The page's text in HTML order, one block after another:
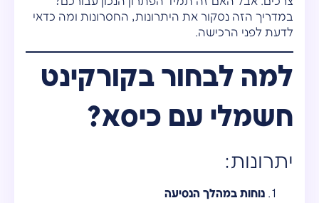
במדריך הזה נסקור את היתרונות, החסרונות ומה כדאי
לדעת לפני הרכישה.
למה לבחור בקורקינט
חשמלי עם כיסא?
יתרונות:
נוחות במהלך הנסיעה